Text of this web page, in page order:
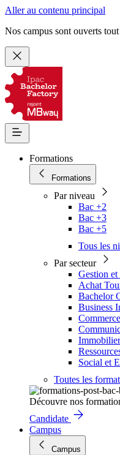
Aller au contenu principal
Nos campus sont ouverts
Formations
Formations
Par niveau
Bac +2
Bac +3
Bac +5
Tous les
Par secteur
Gestion et
Achat
Bachelor
Business
Social et
Toutes les
Découvre nos
Candidate
Campus
Campus